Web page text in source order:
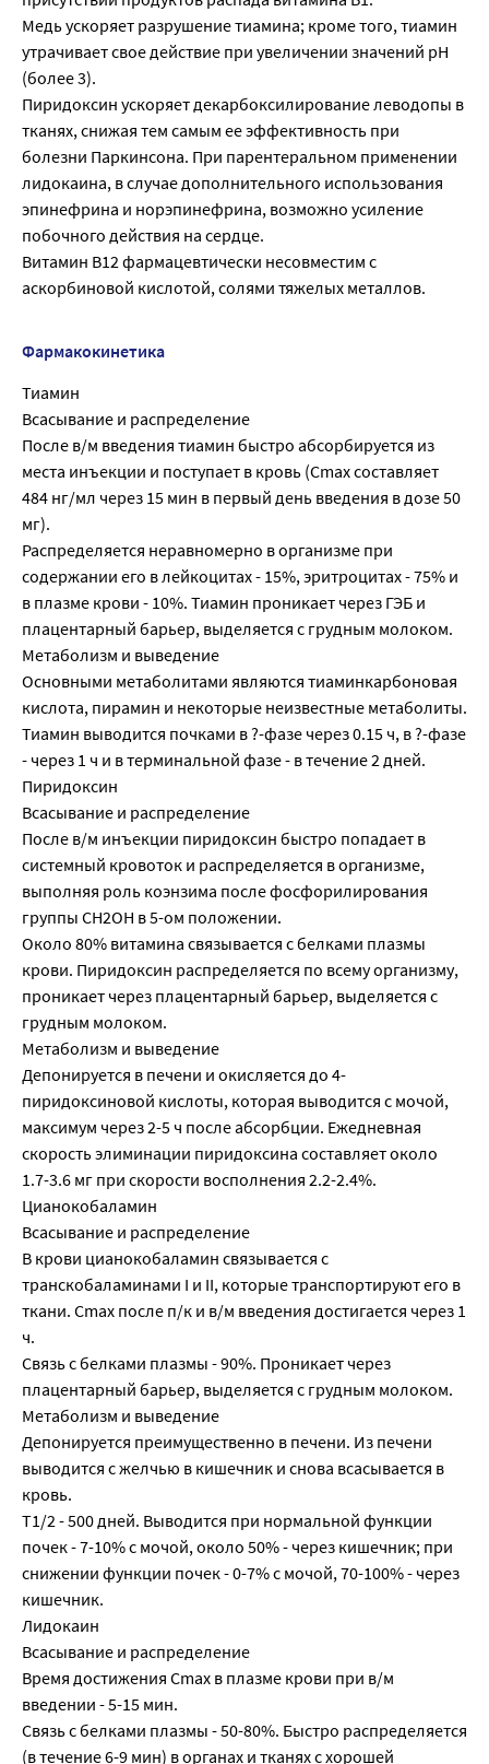
Медь ускоряет разрушение тиамина; кроме того, тиамин
утрачивает свое действие при увеличении значений рН
(более 3).
Пиридоксин ускоряет декарбоксилирование леводопы в
тканях, снижая тем самым ее эффективность при
болезни Паркинсона. При парентеральном применении
лидокаина, в случае дополнительного использования
эпинефрина и норэпинефрина, возможно усиление
побочного действия на сердце.
Витамин В12 фармацевтически несовместим с
аскорбиновой кислотой, солями тяжелых металлов.
Фармакокинетика
Тиамин
Всасывание и распределение
После в/м введения тиамин быстро абсорбируется из
места инъекции и поступает в кровь (Cmax составляет
484 нг/мл через 15 мин в первый день введения в дозе 50
мг).
Распределяется неравномерно в организме при
содержании его в лейкоцитах - 15%, эритроцитах - 75% и
в плазме крови - 10%. Тиамин проникает через ГЭБ и
плацентарный барьер, выделяется с грудным молоком.
Метаболизм и выведение
Основными метаболитами являются тиаминкарбоновая
кислота, пирамин и некоторые неизвестные метаболиты.
Тиамин выводится почками в ?-фазе через 0.15 ч, в ?-фазе
- через 1 ч и в терминальной фазе - в течение 2 дней.
Пиридоксин
Всасывание и распределение
После в/м инъекции пиридоксин быстро попадает в
системный кровоток и распределяется в организме,
выполняя роль коэнзима после фосфорилирования
группы СН2ОН в 5-ом положении.
Около 80% витамина связывается с белками плазмы
крови. Пиридоксин распределяется по всему организму,
проникает через плацентарный барьер, выделяется с
грудным молоком.
Метаболизм и выведение
Депонируется в печени и окисляется до 4-
пиридоксиновой кислоты, которая выводится с мочой,
максимум через 2-5 ч после абсорбции. Ежедневная
скорость элиминации пиридоксина составляет около
1.7-3.6 мг при скорости восполнения 2.2-2.4%.
Цианокобаламин
Всасывание и распределение
В крови цианокобаламин связывается с
транскобаламинами I и II, которые транспортируют его в
ткани. Cmax после п/к и в/м введения достигается через 1
ч.
Связь с белками плазмы - 90%. Проникает через
плацентарный барьер, выделяется с грудным молоком.
Метаболизм и выведение
Депонируется преимущественно в печени. Из печени
выводится с желчью в кишечник и снова всасывается в
кровь.
T1/2 - 500 дней. Выводится при нормальной функции
почек - 7-10% с мочой, около 50% - через кишечник; при
снижении функции почек - 0-7% с мочой, 70-100% - через
кишечник.
Лидокаин
Всасывание и распределение
Время достижения Cmax в плазме крови при в/м
введении - 5-15 мин.
Связь с белками плазмы - 50-80%. Быстро распределяется
(в течение 6-9 мин) в органах и тканях с хорошей